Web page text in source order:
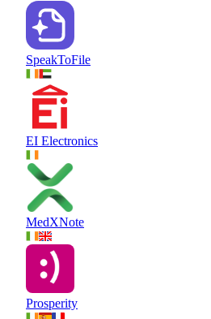
SpeakToFile
EI Electronics
MedXNote
Prosperity